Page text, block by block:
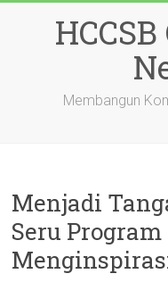
Membangun
Menjadi
Seru